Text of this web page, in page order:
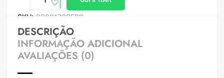
SKU: 8000170PERB
DESCRIÇÃO
INFORMAÇÃO ADICIONAL
AVALIAÇÕES (0)